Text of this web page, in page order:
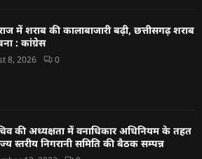
में शराब की कालाबाजारी बढ़ी, छत्तीसगढ़ शराब
: कांग्रेस
8, 2026 0
की अध्यक्षता में वनाधिकार अधिनियम के तहत
स्तरीय निगरानी समिति की बैठक सम्पन्न